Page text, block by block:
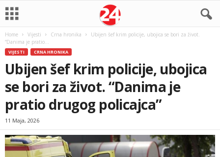
Home Vijesti Crna hronika
Ubijen šef krim policije, ubojica se bori za život.
“Danima je pratio...
VIJESTI CRNA HRONIKA
Ubijen šef krim policije, ubojica
se bori za život. “Danima je
pratio drugog policajca”
11 Maja, 2026